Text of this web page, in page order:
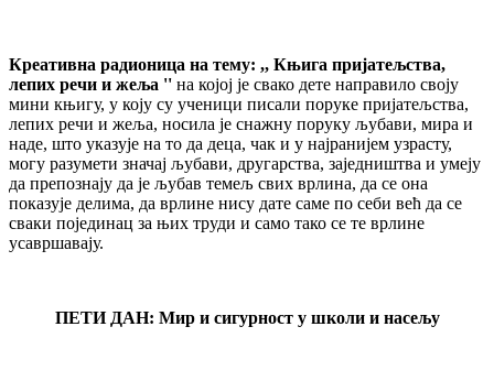
Креативна радионица на тему: ,, Књига пријатељства,
лепих речи и жеља '' на којој је свако дете направило своју
мини књигу, у коју су ученици писали поруке пријатељства,
лепих речи и жеља, носила је снажну поруку љубави, мира и
наде, што указује на то да деца, чак и у најранијем узрасту,
могу разумети значај љубави, другарства, заједништва и умеју
да препознају да је љубав темељ свих врлина, да се она
показује делима, да врлине нису дате саме по себи већ да се
сваки појединац за њих труди и само тако се те врлине
усавршавају.
ПЕТИ ДАН: Мир и сигурност у школи и насељу